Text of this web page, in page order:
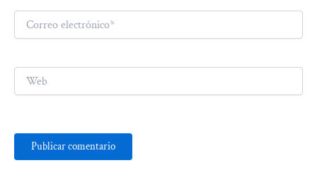
electrónico*